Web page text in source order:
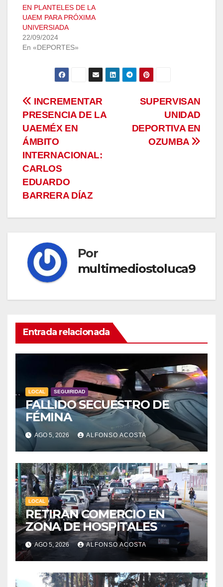
EN PLANTELES DE LA
UAEM PARA PRÓXIMA
UNIVERSIADA
22/09/2024
En «DEPORTES»
Navegación
de
entradas
SUPERVISAN
UNIDAD
DEPORTIVA EN
OZUMBA
INCREMENTAR
PRESENCIA DE LA
UAEMÉX EN
ÁMBITO
INTERNACIONAL:
CARLOS
EDUARDO
BARRERA DÍAZ
Por
multimediostoluca9
Entrada relacionada
LOCAL SEGUIRIDAD
FALLIDO SECUESTRO DE
FÉMINA
AGO 5, 2026 ALFONSO ACOSTA
LOCAL
RETIRAN COMERCIO EN
ZONA DE HOSPITALES
AGO 5, 2026 ALFONSO ACOSTA